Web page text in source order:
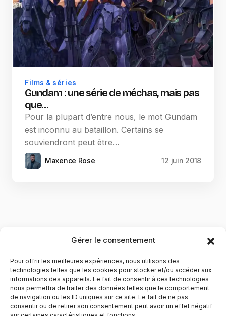
Gérer le consentement
Pour offrir les meilleures expériences, nous utilisons des
technologies telles que les cookies pour stocker et/ou accéder aux
informations des appareils. Le fait de consentir à ces technologies
nous permettra de traiter des données telles que le comportement
de navigation ou les ID uniques sur ce site. Le fait de ne pas
consentir ou de retirer son consentement peut avoir un effet négatif
Films & séries
Gundam : une série de méchas, mais pas
que…
Pour la plupart d’entre nous, le mot Gundam
est inconnu au bataillon. Certains se
souviendront peut être…
Maxence Rose 12 juin 2018
YubiGeek est un média français dédié aux nouvelles